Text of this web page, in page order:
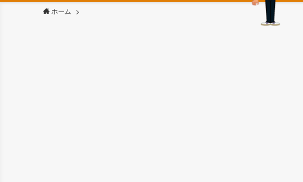
ホーム